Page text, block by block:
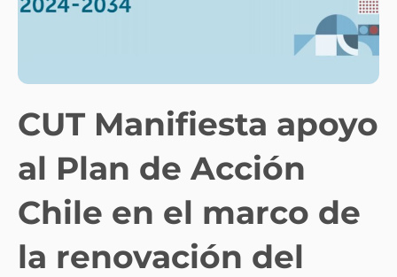
CUT Manifiesta apoyo
al Plan de Acción
Chile en el marco de
la renovación del